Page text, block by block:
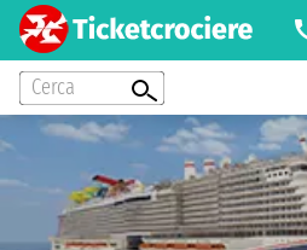
Cerca